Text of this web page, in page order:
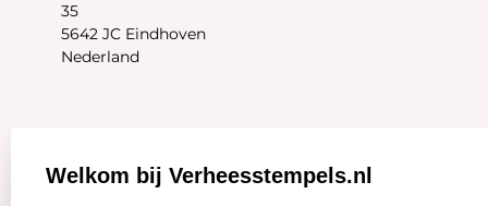
35
5642 JC Eindhoven
Nederland
Zakelijk: Klantenservice:
Welkom bij Verheesstempels.nl